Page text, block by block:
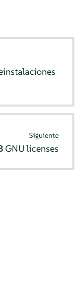
Siguiente
GNU licenses